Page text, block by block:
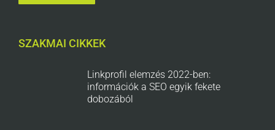
SZAKMAI CIKKEK
Linkprofil elemzés 2022-ben:
információk a SEO egyik fekete
dobozából